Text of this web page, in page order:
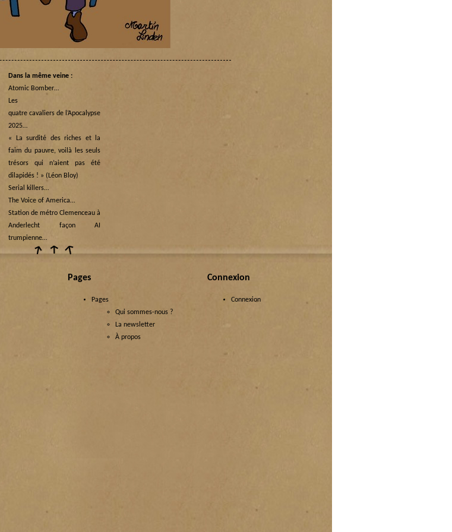
Dans la même veine :
Atomic Bomber…
Les
quatre cavaliers de l’Apocalypse
2025…
« La surdité des riches et la
faim du pauvre, voilà les seuls
trésors qui n’aient pas été
dilapidés ! » (Léon Bloy)
Serial killers…
The Voice of America…
Station de métro Clemenceau à
Anderlecht façon AI
trumpienne…
Pages
Pages
Qui sommes-nous ?
La newsletter
À propos
Connexion
Connexion